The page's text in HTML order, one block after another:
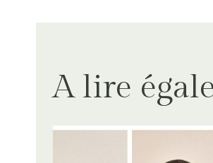
A lire